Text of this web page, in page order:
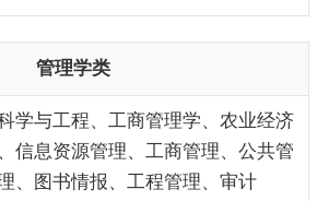
管理学类
学与工程、工商管理学、农业经济
信息资源管理、工商管理、公共管
、图书情报、工程管理、审计